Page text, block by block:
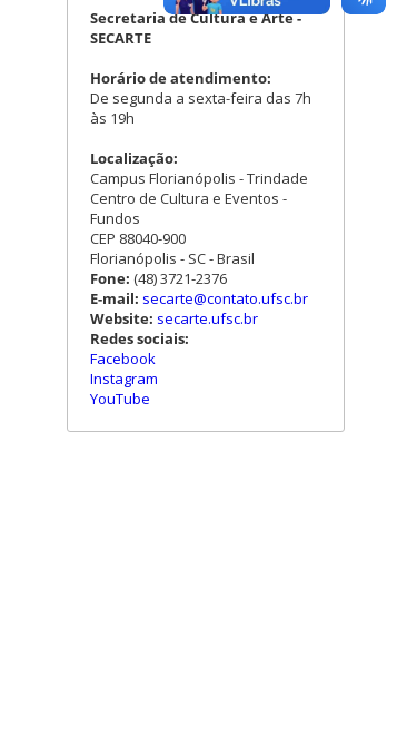
Secretaria de Cultura e Arte -
SECARTE
Horário de atendimento:
De segunda a sexta-feira das 7h
às 19h
Localização:
Campus Florianópolis - Trindade
Centro de Cultura e Eventos -
Fundos
CEP 88040-900
Florianópolis - SC - Brasil
Fone: (48) 3721-2376
E-mail: secarte@contato.ufsc.br
Website: secarte.ufsc.br
Redes sociais:
Facebook
Instagram
YouTube